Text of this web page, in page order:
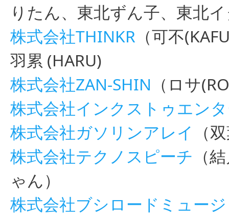
りたん、東北ずん子、東北
株式会社THINKR （可不
羽累 (HARU)
株式会社ZAN-SHIN （ロサ
株式会社インクストゥエン
株式会社ガソリンアレイ
（
株式会社テクノスピーチ （
ゃん）
株式会社ブシロードミュー